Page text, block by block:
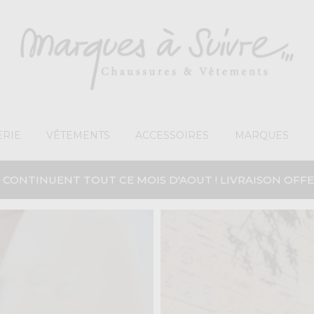
VÊTEMENTS ACCESSOIRES MARQUES
CONTINUENT TOUT CE MOIS D'AOUT ! LIVRAISON